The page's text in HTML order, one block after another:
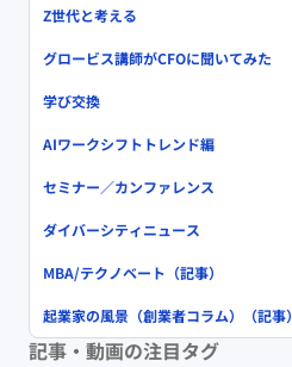
Z世代と考える
グロービス講師がCFOに聞いてみた
学び交換
AIワークシフトトレンド編
セミナー／カンファレンス
ダイバーシティニュース
MBA/テクノベート（記事）
起業家の風景（創業者コラム）（記事）
記事・動画の注目タグ